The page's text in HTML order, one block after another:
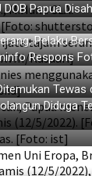
DOB Papua
Pelaku
Respons
Tewas
Diduga